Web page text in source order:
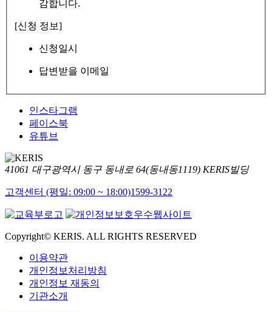
감합니다.
[신청 정보]
신청일시
답변받을 이메일
인스타그램
페이스북
유튜브
41061 대구광역시 동구 동내로 64(동내동1119) KERIS빌딩
고객센터 (평일: 09:00 ~ 18:00)1599-3122
Copyright© KERIS. ALL RIGHTS RESERVED
이용약관
개인정보처리방침
개인정보 재동의
기관소개